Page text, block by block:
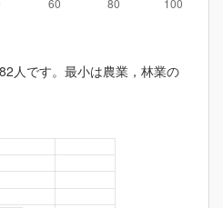
人です。最小は農業，林業の